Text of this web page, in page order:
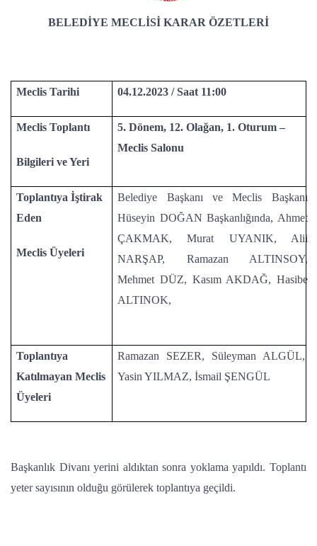
BELEDİYE MECLİSİ KARAR ÖZETLERİ
Meclis Tarihi 04.12.2023 / Saat 11:00
Meclis Toplantı
Bilgileri ve Yeri
5. Dönem, 12. Olağan, 1. Oturum –
Meclis Salonu
Toplantıya İştirak
Eden
Meclis Üyeleri
Belediye Başkanı ve Meclis Başkanı
Hüseyin DOĞAN Başkanlığında, Ahmet
ÇAKMAK, Murat UYANIK, Alii
NARŞAP, Ramazan ALTINSOY,
Mehmet DÜZ, Kasım AKDAĞ, Hasibe
ALTINOK,
Toplantıya
Katılmayan Meclis
Üyeleri
Ramazan SEZER, Süleyman ALGÜL,
Yasin YILMAZ, İsmail ŞENGÜL
Başkanlık Divanı yerini aldıktan sonra yoklama yapıldı. Toplantı
yeter sayısının olduğu görülerek toplantıya geçildi.